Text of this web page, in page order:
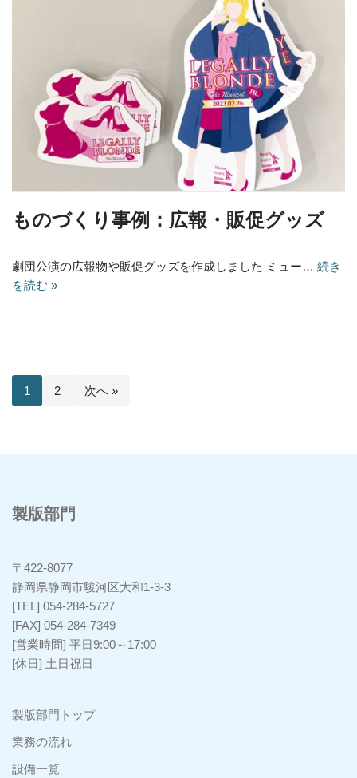
ものづくり事例：広報・販促グッズ
劇団公演の広報物や販促グッズを作成しました ミュー… 続き
を読む »
1 2 次へ »
製版部門
〒422-8077
静岡県静岡市駿河区大和1-3-3
[TEL] 054-284-5727
[FAX] 054-284-7349
[営業時間] 平日9:00～17:00
[休日] 土日祝日
製版部門トップ
業務の流れ
設備一覧